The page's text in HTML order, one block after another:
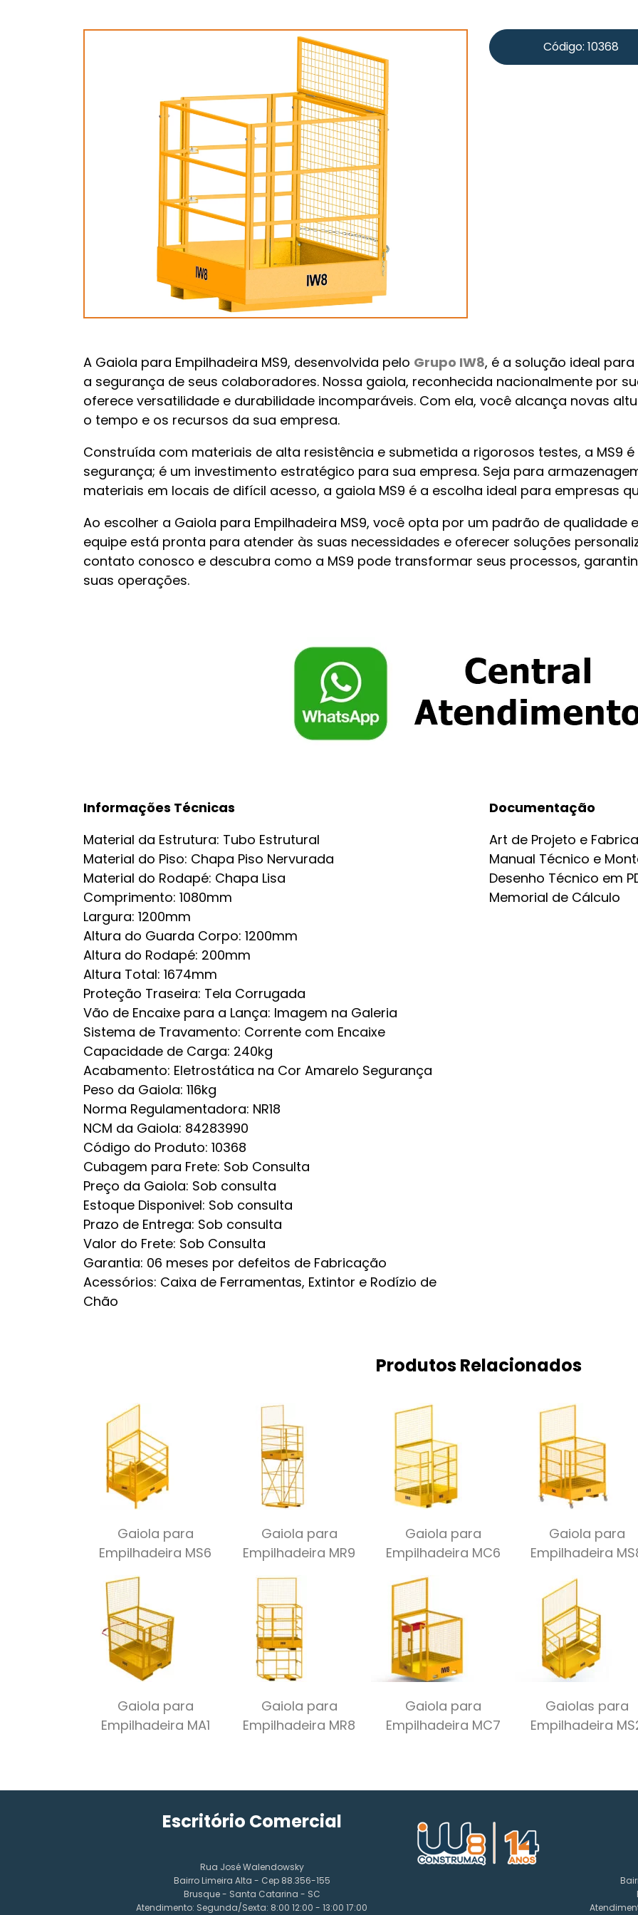
Código: 10368
A Gaiola para Empilhadeira MS9, desenvolvida pelo Grupo IW8, é a solução ideal
a segurança de seus colaboradores. Nossa gaiola, reconhecida nacionalmente por
oferece versatilidade e durabilidade incomparáveis. Com ela, você alcança novas
o tempo e os recursos da sua empresa.
Construída com materiais de alta resistência e submetida a rigorosos testes, a MS9
segurança; é um investimento estratégico para sua empresa. Seja para
materiais em locais de difícil acesso, a gaiola MS9 é a escolha ideal para empresas
Ao escolher a Gaiola para Empilhadeira MS9, você opta por um padrão de qualidade
equipe está pronta para atender às suas necessidades e oferecer soluções
contato conosco e descubra como a MS9 pode transformar seus processos,
suas operações.
Informações Técnicas
Material da Estrutura: Tubo Estrutural
Material do Piso: Chapa Piso Nervurada
Material do Rodapé: Chapa Lisa
Comprimento: 1080mm
Largura: 1200mm
Altura do Guarda Corpo: 1200mm
Altura do Rodapé: 200mm
Altura Total: 1674mm
Proteção Traseira: Tela Corrugada
Vão de Encaixe para a Lança: Imagem na Galeria
Sistema de Travamento: Corrente com Encaixe
Capacidade de Carga: 240kg
Acabamento: Eletrostática na Cor Amarelo Segurança
Peso da Gaiola: 116kg
Norma Regulamentadora: NR18
NCM da Gaiola: 84283990
Código do Produto: 10368
Cubagem para Frete: Sob Consulta
Preço da Gaiola: Sob consulta
Estoque Disponivel: Sob consulta
Prazo de Entrega: Sob consulta
Valor do Frete: Sob Consulta
Garantia: 06 meses por defeitos de Fabricação
Acessórios: Caixa de Ferramentas, Extintor e Rodízio de
Chão
Documentação
Art de Projeto e
Manual Técnico e
Desenho Técnico em
Memorial de Cálculo
Produtos Relacionados
Gaiola para
Empilhadeira MS6
Gaiola para
Empilhadeira MR9
Gaiola para
Empilhadeira MC6
Gaiola para
Empilhadeira
Gaiola para
Empilhadeira MA1
Gaiola para
Empilhadeira MR8
Gaiola para
Empilhadeira MC7
Gaiolas para
Empilhadeira
Escritório Comercial
Rua José Walendowsky
Bairro Limeira Alta - Cep 88.356-155
Brusque - Santa Catarina - SC
Atendimento: Segunda/Sexta: 8:00 12:00 - 13:00 17:00